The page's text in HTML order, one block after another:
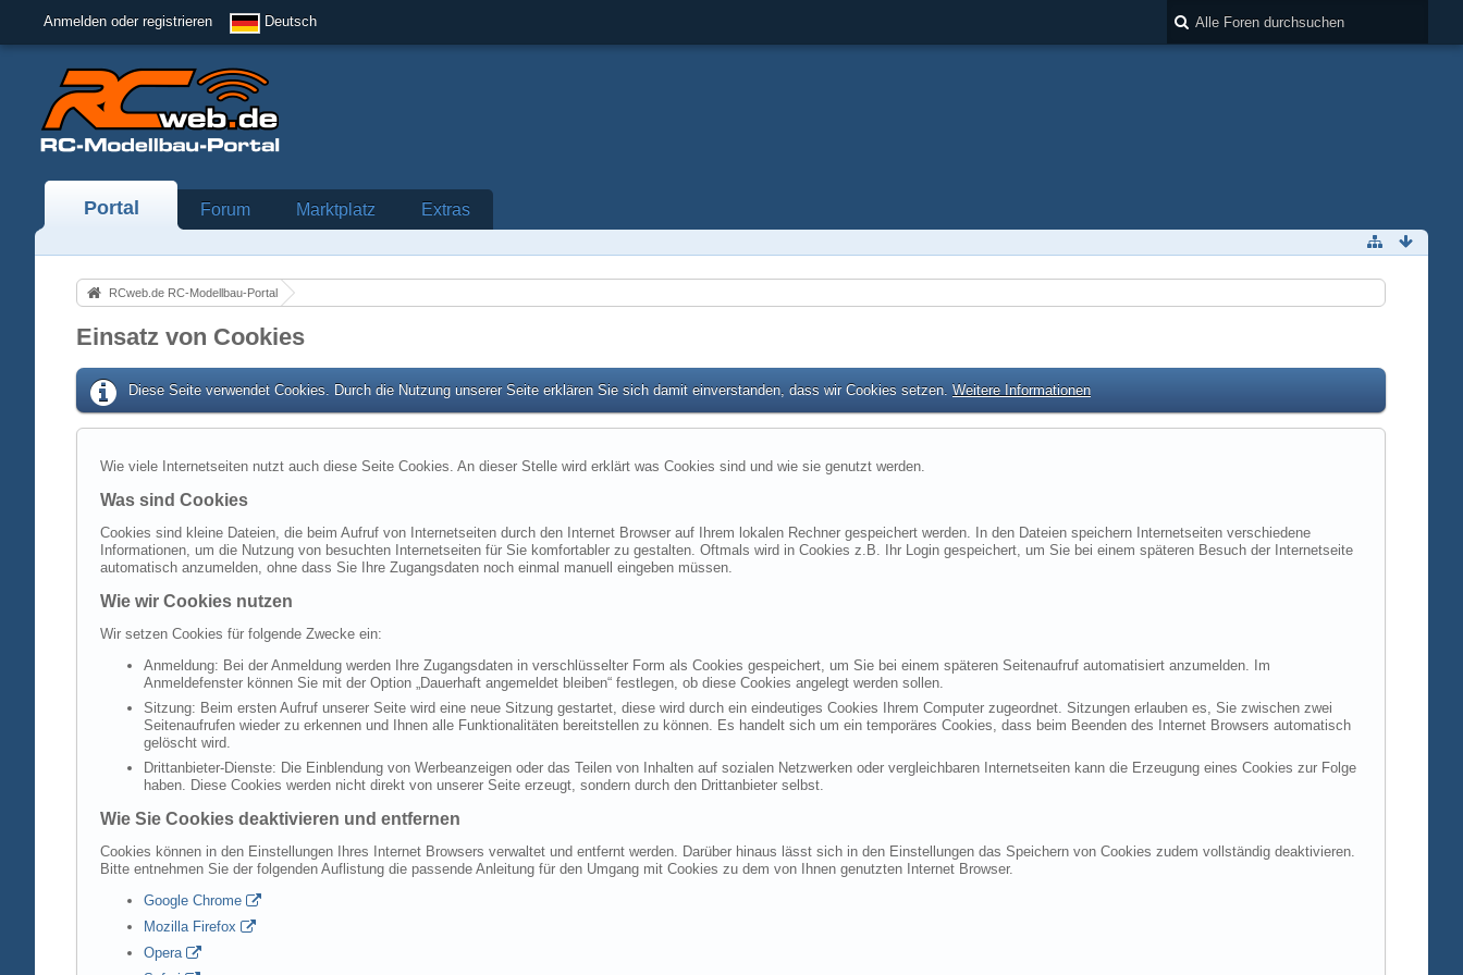
Anmelden oder registrieren Deutsch
Portal Forum Marktplatz Extras
RCweb.de RC-Modellbau-Portal
Einsatz von Cookies
Diese Seite verwendet Cookies. Durch die Nutzung unserer Seite erklären Sie sich damit einverstanden, dass wir Cookies setzen. Weitere Informationen
Wie viele Internetseiten nutzt auch diese Seite Cookies. An dieser Stelle wird erklärt was Cookies sind und wie sie genutzt werden.
Was sind Cookies
Cookies sind kleine Dateien, die beim Aufruf von Internetseiten durch den Internet Browser auf Ihrem lokalen Rechner gespeichert werden. In den Dateien speichern Internetseiten verschiedene
Informationen, um die Nutzung von besuchten Internetseiten für Sie komfortabler zu gestalten. Oftmals wird in Cookies z.B. Ihr Login gespeichert, um Sie bei einem späteren Besuch der Internetseite
automatisch anzumelden, ohne dass Sie Ihre Zugangsdaten noch einmal manuell eingeben müssen.
Wie wir Cookies nutzen
Wir setzen Cookies für folgende Zwecke ein:
Anmeldung: Bei der Anmeldung werden Ihre Zugangsdaten in verschlüsselter Form als Cookies gespeichert, um Sie bei einem späteren Seitenaufruf automatisiert anzumelden. Im
Anmeldefenster können Sie mit der Option „Dauerhaft angemeldet bleiben“ festlegen, ob diese Cookies angelegt werden sollen.
Sitzung: Beim ersten Aufruf unserer Seite wird eine neue Sitzung gestartet, diese wird durch ein eindeutiges Cookies Ihrem Computer zugeordnet. Sitzungen erlauben es, Sie zwischen zwei
Seitenaufrufen wieder zu erkennen und Ihnen alle Funktionalitäten bereitstellen zu können. Es handelt sich um ein temporäres Cookies, dass beim Beenden des Internet Browsers automatisch
gelöscht wird.
Drittanbieter-Dienste: Die Einblendung von Werbeanzeigen oder das Teilen von Inhalten auf sozialen Netzwerken oder vergleichbaren Internetseiten kann die Erzeugung eines Cookies zur Folge
haben. Diese Cookies werden nicht direkt von unserer Seite erzeugt, sondern durch den Drittanbieter selbst.
Wie Sie Cookies deaktivieren und entfernen
Cookies können in den Einstellungen Ihres Internet Browsers verwaltet und entfernt werden. Darüber hinaus lässt sich in den Einstellungen das Speichern von Cookies zudem vollständig deaktivieren.
Bitte entnehmen Sie der folgenden Auflistung die passende Anleitung für den Umgang mit Cookies zu dem von Ihnen genutzten Internet Browser.
Google Chrome
Mozilla Firefox
Opera